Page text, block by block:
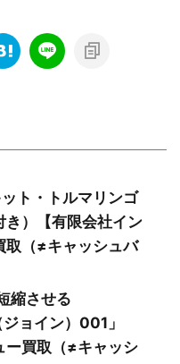
ト・トルマリンゴ
き）【有限会社イン
取（≠キャッシュバ
縮させる
ョイン）001」
ー買取（≠キャッシ